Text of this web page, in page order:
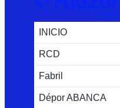
INICIO
RCD
Fabril
Dépor ABANCA